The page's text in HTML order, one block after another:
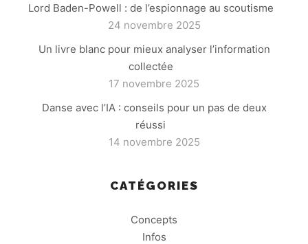
Lord Baden-Powell : de l’espionnage au scoutisme
24 novembre 2025
Un livre blanc pour mieux analyser l’information
collectée
17 novembre 2025
Danse avec l’IA : conseils pour un pas de deux
réussi
14 novembre 2025
CATÉGORIES
Concepts
Infos